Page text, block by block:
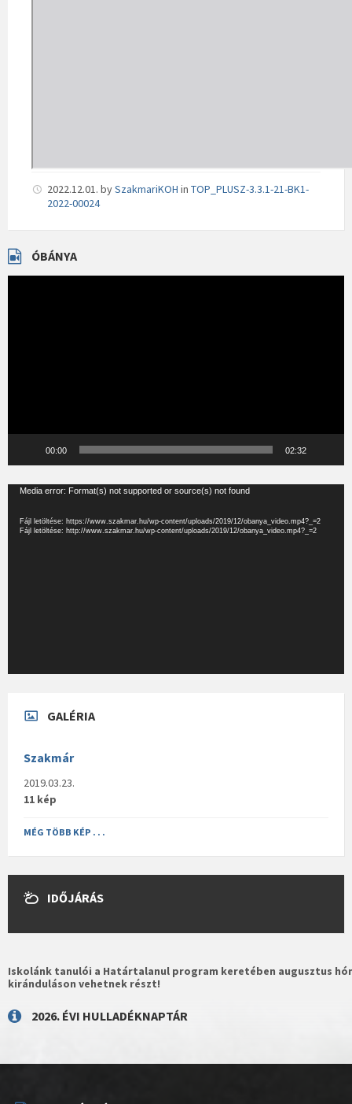
2022.12.01. bySzakmariKOH in TOP_PLUSZ-3.3.1-21-BK1-
2022-00024
ÓBÁNYA
00:00 02:32
Videólejátszó
Media error: Format(s) not supported or source(s) not found
Fájl letöltése: https://www.szakmar.hu/wp-content/uploads/2019/12/obanya_video.mp4?_=2
Fájl letöltése: http://www.szakmar.hu/wp-content/uploads/2019/12/obanya_video.mp4?_=2
GALÉRIA
Szakmár
2019.03.23.
11 kép
MÉG TÖBB KÉP . . .
IDŐJÁRÁS
Iskolánk tanulói a Határtalanul program keretében augusztus
kiránduláson vehetnek részt!
2026. ÉVI HULLADÉKNAPTÁR